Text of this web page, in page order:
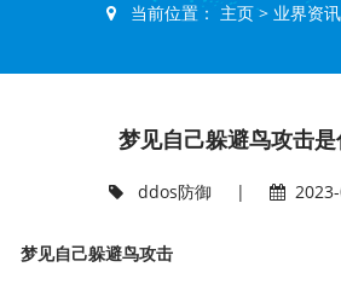
当前位置： 主页> 业界资讯
梦见自己躲避鸟攻击
ddos防御 | 2023-
梦见自己躲避鸟攻击